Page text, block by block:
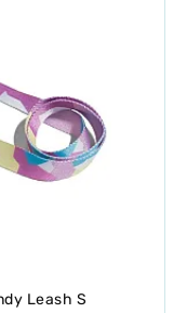
Leash S